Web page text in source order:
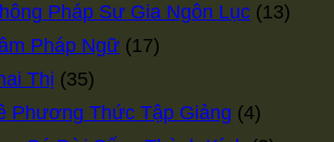
Pháp Sư Gia Ngôn Lục (13)
Pháp Ngữ (17)
Thị (35)
Phương Thức Tập Giảng (4)